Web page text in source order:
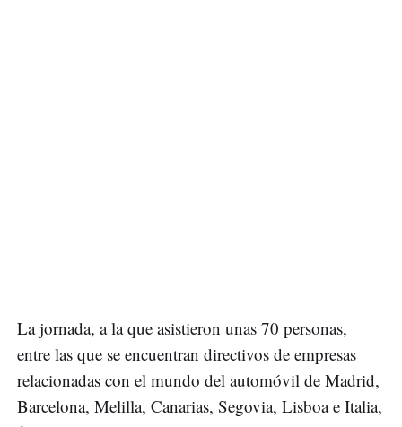
La jornada, a la que asistieron unas 70 personas,
entre las que se encuentran directivos de empresas
relacionadas con el mundo del automóvil de Madrid,
Barcelona, Melilla, Canarias, Segovia, Lisboa e Italia,